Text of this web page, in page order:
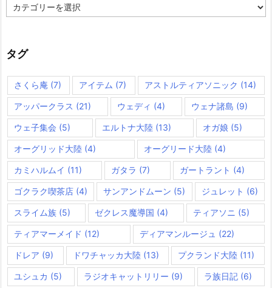
テ
ー
タグ
さくら庵 (7) アイテム (7) アストルティアソニック (14)
アッパークラス (21) ウェディ (4) ウェナ諸島 (9)
ウェ子集会 (5) エルトナ大陸 (13) オガ娘 (5)
オーグリッド大陸 (4) オーグリード大陸 (4)
カミハルムイ (11) ガタラ (7) ガートラント (4)
ゴクラク喫茶店 (4) サンアンドムーン (5) ジュレット (6)
スライム族 (5) ゼクレス魔導国 (4) ティアソニ (5)
ティアマーメイド (12) ディアマンルージュ (22)
ドレア (9) ドワチャッカ大陸(13) プクランド大陸 (11)
ユシュカ (5) ラジオキャットリリー (9) ラ族日記 (6)